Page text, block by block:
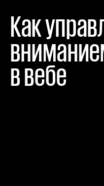
Как
в вебе